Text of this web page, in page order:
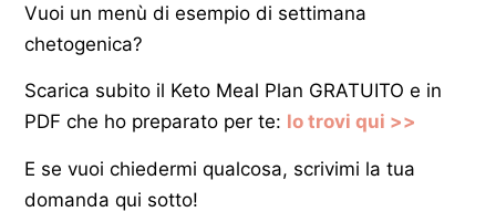
Vuoi un menù di esempio di settimana
chetogenica?
Scarica subito il Keto Meal Plan GRATUITO e in
PDF che ho preparato per te: lo trovi qui >>
E se vuoi chiedermi qualcosa, scrivimi la tua
domanda qui sotto!